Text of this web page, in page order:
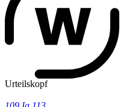
Urteilskopf